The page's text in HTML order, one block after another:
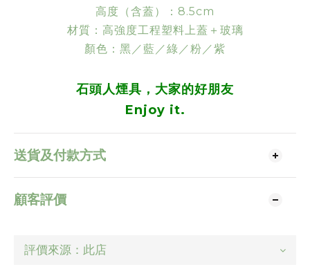
高度（含蓋）：8.5cm
材質：高強度工程塑料上蓋＋玻璃
顏色：黑／藍／綠／粉／紫
石頭人煙具，大家的好朋友
Enjoy it.
送貨及付款方式
顧客評價